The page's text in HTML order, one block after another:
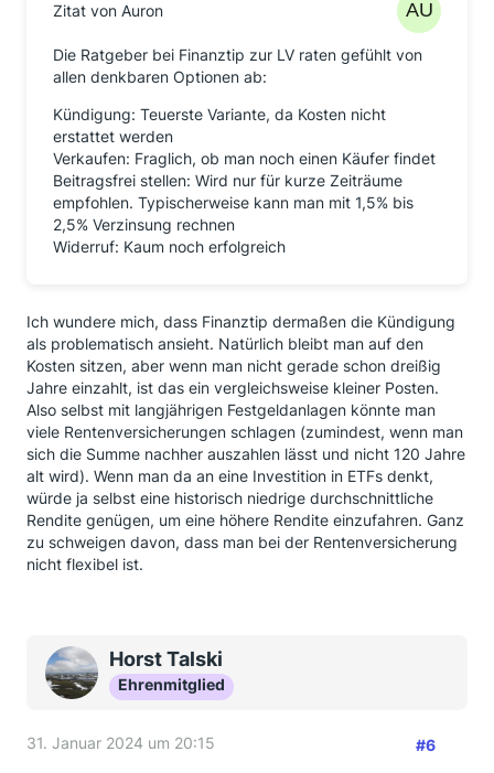
Zitat von Auron
Die Ratgeber bei Finanztip zur LV raten gefühlt von
allen denkbaren Optionen ab:
Kündigung: Teuerste Variante, da Kosten nicht
erstattet werden
Verkaufen: Fraglich, ob man noch einen Käufer findet
Beitragsfrei stellen: Wird nur für kurze Zeiträume
empfohlen. Typischerweise kann man mit 1,5% bis
2,5% Verzinsung rechnen
Widerruf: Kaum noch erfolgreich
Ich wundere mich, dass Finanztip dermaßen die Kündigung
als problematisch ansieht. Natürlich bleibt man auf den
Kosten sitzen, aber wenn man nicht gerade schon dreißig
Jahre einzahlt, ist das ein vergleichsweise kleiner Posten.
Also selbst mit langjährigen Festgeldanlagen könnte man
viele Rentenversicherungen schlagen (zumindest, wenn man
sich die Summe nachher auszahlen lässt und nicht 120 Jahre
alt wird). Wenn man da an eine Investition in ETFs denkt,
würde ja selbst eine historisch niedrige durchschnittliche
Rendite genügen, um eine höhere Rendite einzufahren. Ganz
zu schweigen davon, dass man bei der Rentenversicherung
nicht flexibel ist.
Horst Talski
Ehrenmitglied
31. Januar 2024 um 20:15 #6